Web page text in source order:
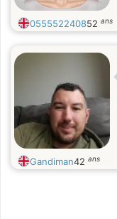
055552240852 ans
Gandiman42 ans